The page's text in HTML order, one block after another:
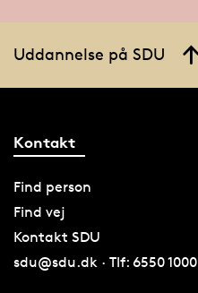
Uddannelse på SDU
Kontakt
Find person
Find vej
Kontakt SDU
sdu@sdu.dk · Tlf: 6550 1000